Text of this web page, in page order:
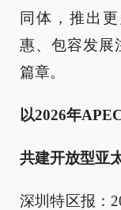
同体，推出
惠、包容发展
篇章。
以2026年
共建开放型亚
深圳特区报：